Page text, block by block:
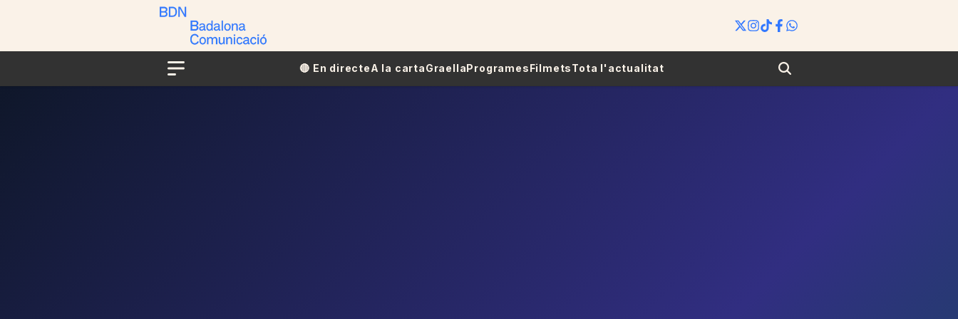
Menu
🔴​​ En directeA la cartaGraellaProgramesFilmetsTota l'actualitat Search